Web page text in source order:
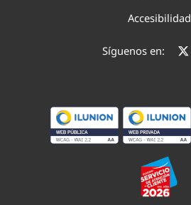
Accesibilidad
Síguenos en: